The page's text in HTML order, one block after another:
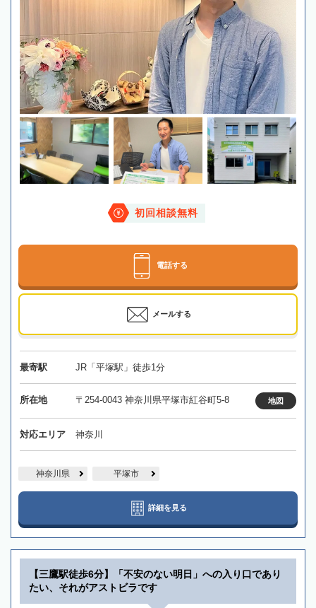
初回相談無料
電話する
メールする
最寄駅 JR「平塚駅」徒歩1分
所在地 〒254-0043 神奈川県平塚市紅谷町5-8 地図
対応エリア 神奈川
神奈川県 平塚市
詳細を見る
【三鷹駅徒歩6分】「不安のない明日」への入り口であり
たい、それがアストビラです